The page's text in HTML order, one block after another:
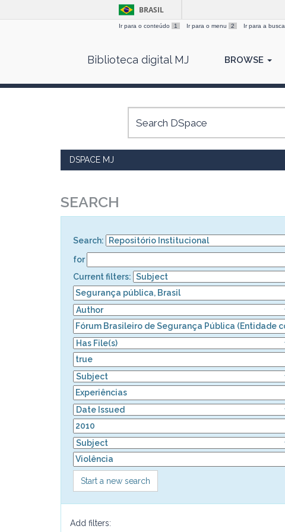
BRASIL
Ir para o conteúdo 1 Ir para o menu 2 Ir para a busca
Biblioteca digital MJ BROWSE
DSPACE MJ
SEARCH
Search:
for
Current filters:
Start a new search
Add filters: